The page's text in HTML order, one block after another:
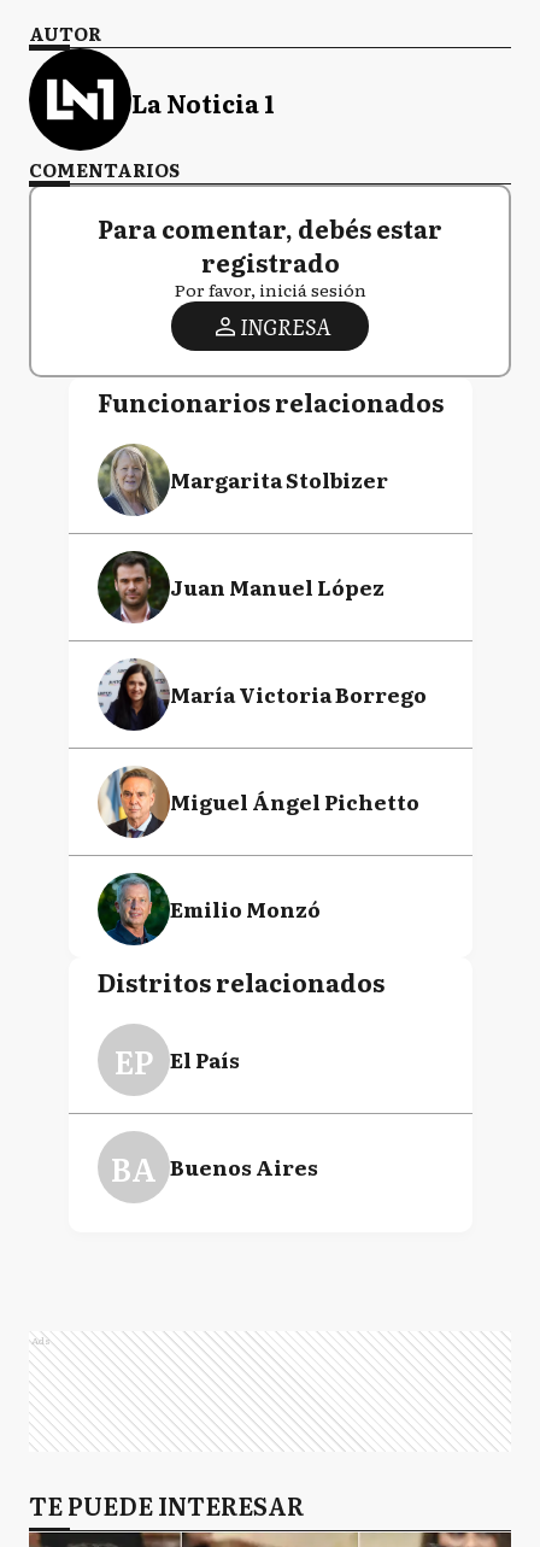
AUTOR
La Noticia 1
COMENTARIOS
Para comentar, debés estar
registrado
Por favor, iniciá sesión
INGRESA
Funcionarios relacionados
Margarita Stolbizer
Juan Manuel López
María Victoria Borrego
Miguel Ángel Pichetto
Emilio Monzó
Mónica Edith Frade
Florencio Randazzo
Distritos relacionados
EP El País
BA Buenos Aires
Ads
TE PUEDE INTERESAR